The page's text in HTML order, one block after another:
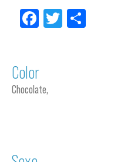
Facebook
Twitter
Color
Chocolate,